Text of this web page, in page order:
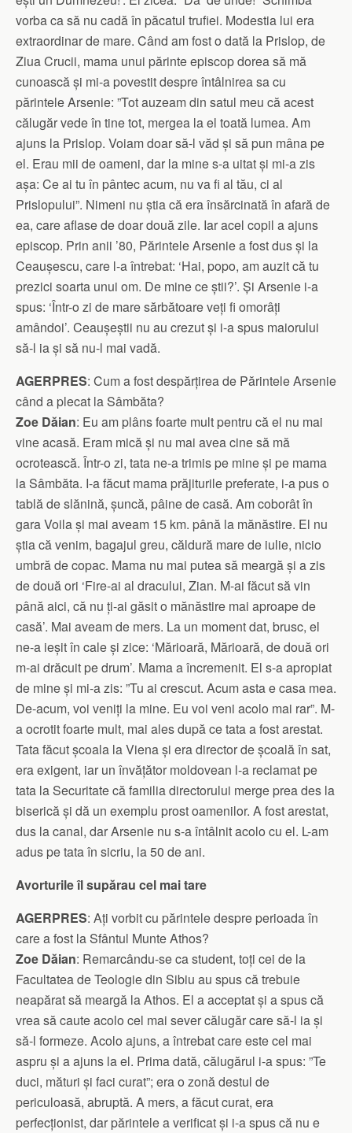
vorba ca să nu cadă în păcatul trufiei. Modestia lui era
extraordinar de mare. Când am fost o dată la Prislop, de
Ziua Crucii, mama unui părinte episcop dorea să mă
cunoască și mi-a povestit despre întâlnirea sa cu
părintele Arsenie: ”Tot auzeam din satul meu că acest
călugăr vede în tine tot, mergea la el toată lumea. Am
ajuns la Prislop. Voiam doar să-l văd și să pun mâna pe
el. Erau mii de oameni, dar la mine s-a uitat și mi-a zis
așa: Ce ai tu în pântec acum, nu va fi al tău, ci al
Prislopului”. Nimeni nu știa că era însărcinată în afară de
ea, care aflase de doar două zile. Iar acel copil a ajuns
episcop. Prin anii ’80, Părintele Arsenie a fost dus și la
Ceaușescu, care l-a întrebat: ‘Hai, popo, am auzit că tu
prezici soarta unui om. De mine ce știi?’. Și Arsenie i-a
spus: ‘Într-o zi de mare sărbătoare veți fi omorâți
amândoi’. Ceaușeștii nu au crezut și i-a spus maiorului
să-l ia și să nu-l mai vadă.
AGERPRES: Cum a fost despărțirea de Părintele Arsenie
când a plecat la Sâmbăta?
Zoe Dăian: Eu am plâns foarte mult pentru că el nu mai
vine acasă. Eram mică și nu mai avea cine să mă
ocrotească. Într-o zi, tata ne-a trimis pe mine și pe mama
la Sâmbăta. I-a făcut mama prăjiturile preferate, i-a pus o
tablă de slănină, șuncă, pâine de casă. Am coborât în
gara Voila și mai aveam 15 km. până la mănăstire. El nu
știa că venim, bagajul greu, căldură mare de iulie, nicio
umbră de copac. Mama nu mai putea să meargă și a zis
de două ori ‘Fire-ai al dracului, Zian. M-ai făcut să vin
până aici, că nu ți-ai găsit o mănăstire mai aproape de
casă’. Mai aveam de mers. La un moment dat, brusc, el
ne-a ieșit în cale și zice: ‘Mărioară, Mărioară, de două ori
m-ai drăcuit pe drum’. Mama a încremenit. El s-a apropiat
de mine și mi-a zis: ”Tu ai crescut. Acum asta e casa mea.
De-acum, voi veniți la mine. Eu voi veni acolo mai rar”. M-
a ocrotit foarte mult, mai ales după ce tata a fost arestat.
Tata făcut școala la Viena și era director de școală în sat,
era exigent, iar un învățător moldovean l-a reclamat pe
tata la Securitate că familia directorului merge prea des la
biserică și dă un exemplu prost oamenilor. A fost arestat,
dus la canal, dar Arsenie nu s-a întâlnit acolo cu el. L-am
adus pe tata în sicriu, la 50 de ani.
Avorturile îl supărau cel mai tare
AGERPRES: Ați vorbit cu părintele despre perioada în
care a fost la Sfântul Munte Athos?
Zoe Dăian: Remarcându-se ca student, toți cei de la
Facultatea de Teologie din Sibiu au spus că trebuie
neapărat să meargă la Athos. El a acceptat și a spus că
vrea să caute acolo cel mai sever călugăr care să-l ia și
să-l formeze. Acolo ajuns, a întrebat care este cel mai
aspru și a ajuns la el. Prima dată, călugărul i-a spus: ”Te
duci, mături și faci curat”; era o zonă destul de
periculoasă, abruptă. A mers, a făcut curat, era
perfecționist, dar părintele a verificat și i-a spus că nu e